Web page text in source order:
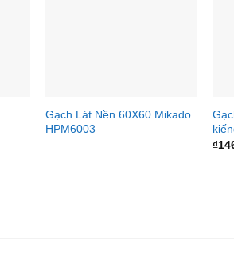
Gạch Lát Nền 60X60 Mikado
HPM6003
₫